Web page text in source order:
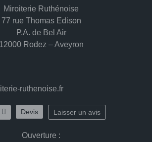
Miroiterie Ruthénoise
77 rue Thomas Edison
P.A. de Bel Air
12000 Rodez – Aveyron
ruthenoise.fr
Devis Laisser un avis
Ouverture :